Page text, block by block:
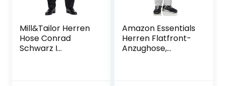
Mill&Tailor Herren
Hose Conrad
Schwarz I
Amazon Essentials
Herren Flatfront-
Anzughose,